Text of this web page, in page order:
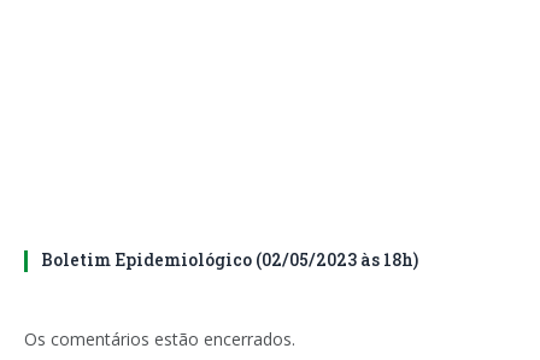
Boletim Epidemiológico (02/05/2023 às 18h)
Os comentários estão encerrados.